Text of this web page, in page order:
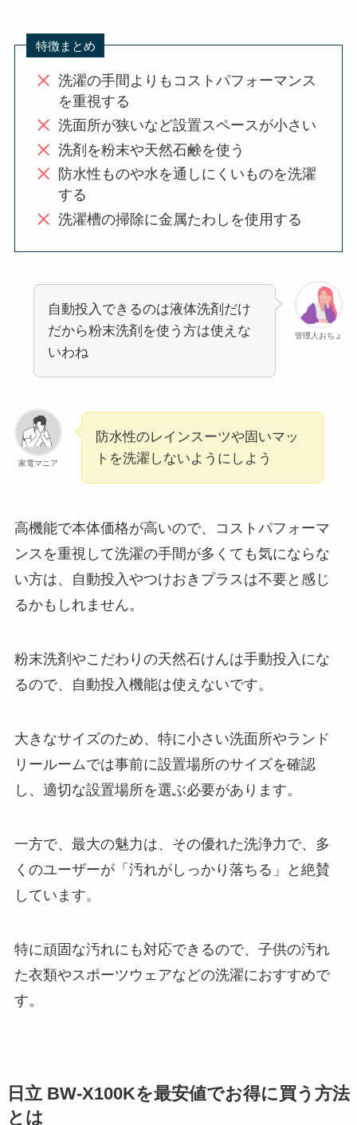
特徴まとめ
洗濯の手間よりもコストパフォーマンス
を重視する
洗面所が狭いなど設置スペースが小さい
洗剤を粉末や天然石鹸を使う
防水性ものや水を通しにくいものを洗濯
する
洗濯槽の掃除に金属たわしを使用する
管理人おちょ
自動投入できるのは液体洗剤だけ
だから粉末洗剤を使う方は使えな
いわね
家電マニア
防水性のレインスーツや固いマッ
トを洗濯しないようにしよう
高機能で本体価格が高いので、コストパフォーマ
ンスを重視して洗濯の手間が多くても気にならな
い方は、自動投入やつけおきプラスは不要と感じ
るかもしれません。
粉末洗剤やこだわりの天然石けんは手動投入にな
るので、自動投入機能は使えないです。
大きなサイズのため、特に小さい洗面所やランド
リールームでは事前に設置場所のサイズを確認
し、適切な設置場所を選ぶ必要があります。
一方で、最大の魅力は、その優れた洗浄力で、多
くのユーザーが「汚れがしっかり落ちる」と絶賛
しています。
特に頑固な汚れにも対応できるので、子供の汚れ
た衣類やスポーツウェアなどの洗濯におすすめで
す。
日立 BW-X100Kを最安値でお得に買う方法
とは